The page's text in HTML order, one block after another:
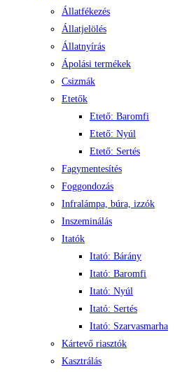
Állatfékezés
Állatjelölés
Állatnyírás
Ápolási termékek
Csizmák
Etetők
Etető: Baromfi
Etető: Nyúl
Etető: Sertés
Fagymentesítés
Foggondozás
Infralámpa, búra, izzók
Inszeminálás
Itatók
Itató: Bárány
Itató: Baromfi
Itató: Nyúl
Itató: Sertés
Itató: Szarvasmarha
Kártevő riasztók
Kasztrálás